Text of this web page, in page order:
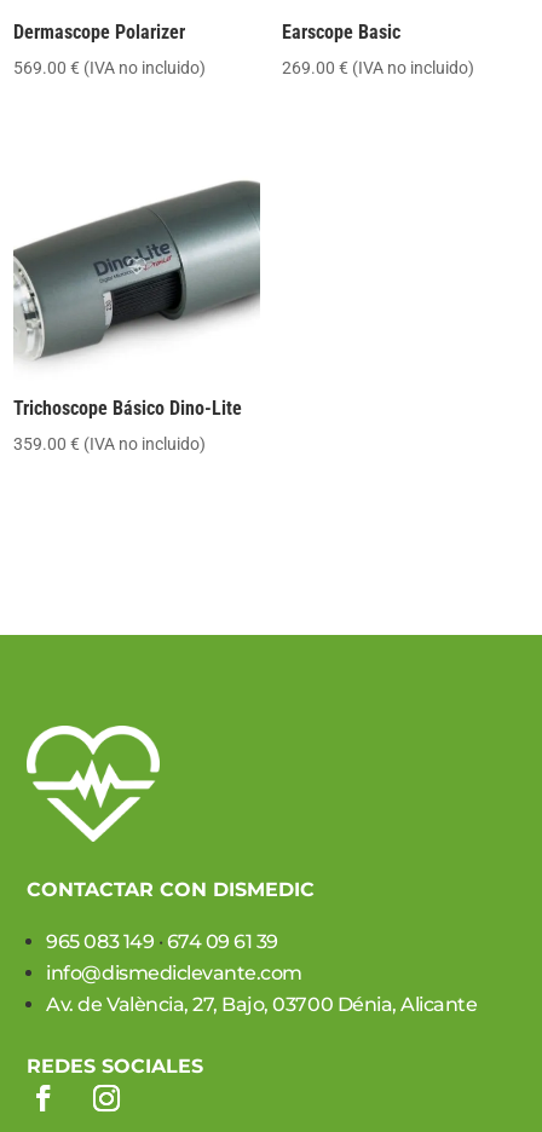
Dermascope Polarizer
569.00€ (IVA no incluido)
Earscope Basic
269.00 € (IVA no incluido)
Trichoscope Básico Dino-Lite
359.00€ (IVA no incluido)
CONTACTAR CON DISMEDIC
965 083 149 · 674 09 61 39
info@dismediclevante.com
Av. de València, 27, Bajo, 03700 Dénia, Alicante
REDES SOCIALES